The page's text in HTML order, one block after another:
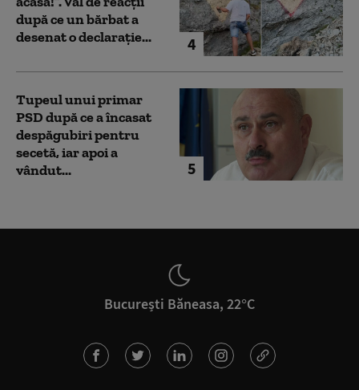
4
după ce un bărbat a
desenat o declarație...
5
Tupeul unui primar
PSD după ce a încasat
despăgubiri pentru
secetă, iar apoi a
vândut...
București Băneasa, 22°C